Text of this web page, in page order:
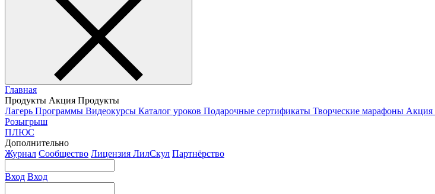
Главная
Продукты Акция Продукты
Лагерь Программы Видеокурсы Каталог уроков Подарочные сертификаты Творческие марафоны Акция
Розыгрыш
ПЛЮС
Дополнительно
Журнал Сообщество Лицензия ЛилСкул Партнёрство
Вход Вход